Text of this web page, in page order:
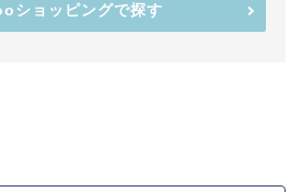
ショッピングで探す